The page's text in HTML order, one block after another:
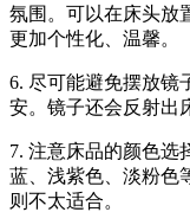
氛围。可以在床头放
更加个性化、温馨。
6. 尽可能避免摆放镜
安。镜子还会反射出
7. 注意床品的颜色选
蓝、浅紫色、淡粉色
则不太适合。